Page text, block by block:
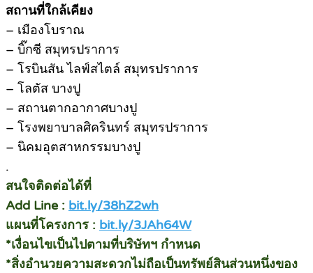
สถานที่ใกล้เคียง
– เมืองโบราณ
– บิ๊กซี สมุทรปราการ
– โรบินสัน ไลฟ์สไตล์ สมุทรปราการ
– โลตัส บางปู
– สถานตากอากาศบางปู
– โรงพยาบาลศิครินทร์ สมุทรปราการ
– นิคมอุตสาหกรรมบางปู
.
สนใจติดต่อได้ที่
Add Line : bit.ly/38hZ2wh
แผนที่โครงการ : bit.ly/3JAh64W
*เงื่อนไขเป็นไปตามที่บริษัทฯ กำหนด
*สิ่งอำนวยความสะดวกไม่ถือเป็นทรัพย์สินส่วนหนึ่งของ